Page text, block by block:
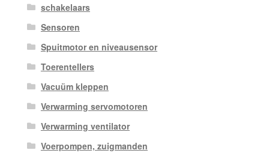
schakelaars
Sensoren
Spuitmotor en niveausensor
Toerentellers
Vacuüm kleppen
Verwarming servomotoren
Verwarming ventilator
Voerpompen, zuigmanden